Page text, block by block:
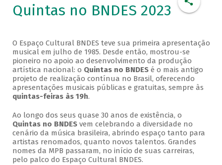
Quintas no BNDES 2023
O Espaço Cultural BNDES teve sua primeira apresentação
musical em julho de 1985. Desde então, mostrou-se
pioneiro no apoio ao desenvolvimento da produção
artística nacional: o Quintas no BNDESé o mais antigo
projeto de realização contínua no Brasil, oferecendo
apresentações musicais públicas e gratuitas, sempre às
quintas-feiras às 19h.
Ao longo dos seus quase 30 anos de existência, o
Quintas no BNDESvem celebrando a diversidade no
cenário da música brasileira, abrindo espaço tanto para
artistas renomados, quanto novos talentos. Grandes
nomes da MPB passaram, no início de suas carreiras,
pelo palco do Espaço Cultural BNDES.